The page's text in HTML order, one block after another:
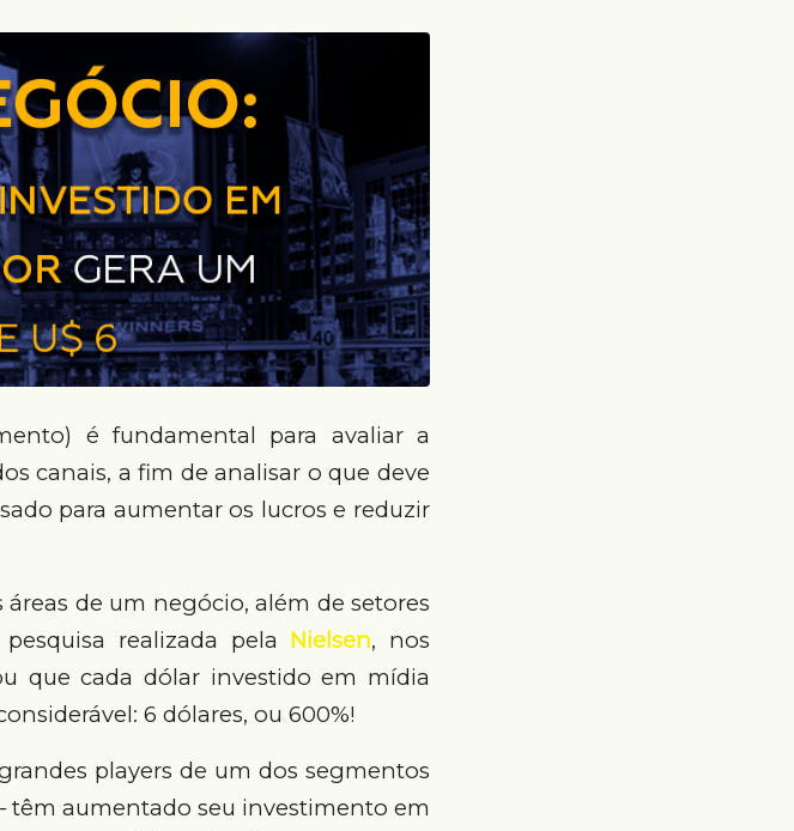
é fundamental para avaliar a
canais, a fim de analisar o que deve
para aumentar os lucros e reduzir
de um negócio, além de setores
realizada pela Nielsen, nos
que cada dólar investido em mídia
6 dólares, ou 600%!
players de um dos segmentos
têm aumentado seu investimento em